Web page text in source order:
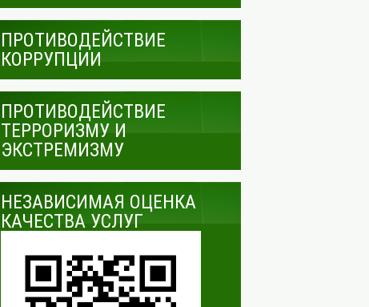
ПРОТИВОДЕЙСТВИЕ
КОРРУПЦИИ
ПРОТИВОДЕЙСТВИЕ
ТЕРРОРИЗМУ И
ЭКСТРЕМИЗМУ
НЕЗАВИСИМАЯ ОЦЕНКА
КАЧЕСТВА УСЛУГ